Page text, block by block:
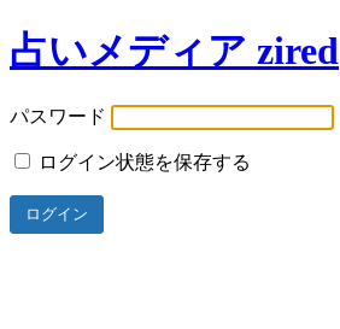
占いメディア zired
パスワード
ログイン状態を保存する